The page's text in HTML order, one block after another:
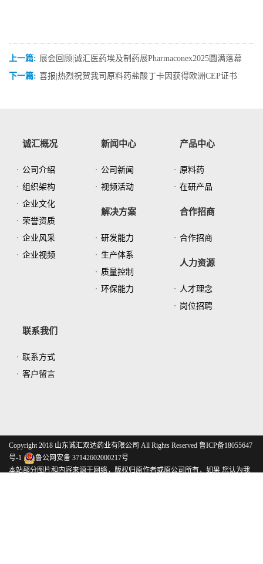
上一篇: 展会回顾|诚汇医药埃及制药展Pharmaconex2025圆满落幕
下一篇: 喜报|热烈祝贺我司原料药盐酸丁卡因获得欧洲CEP证书
诚汇概况
公司介绍
组织架构
企业文化
荣誉资质
企业风采
企业视频
新闻中心
公司新闻
视频活动
产品中心
原料药
在研产品
解决方案
研发能力
生产体系
质量控制
环保能力
合作招商
合作招商
人力资源
人才理念
岗位招聘
联系我们
联系方式
客户留言
Copyright 2018 山东诚汇双达药业有限公司 All Rights Reserved 鲁ICP备18055647
号-1
鲁公网安备 37142602000217号
本站部分图片和内容来源于网络，版权归原作者或原公司所有，如果 您认为我